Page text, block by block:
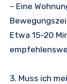
– Eine
Etwa 15-20
3. Muss ich